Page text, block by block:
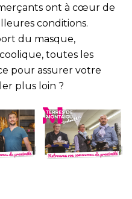
ont à cœur de
conditions.
du masque,
toutes les
pour assurer votre
plus loin ?